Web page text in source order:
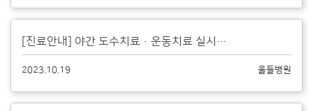
[진료안내] 야간 도수치료·운동치료 실시합니다....
울들병원
2023.10.19